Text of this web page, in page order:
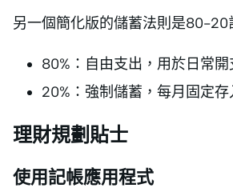
另一個簡化版的儲蓄法則是80-20
80%：自由支出，用於日常開
20%：強制儲蓄，每月固定
理財規劃貼士
使用記帳應用程式